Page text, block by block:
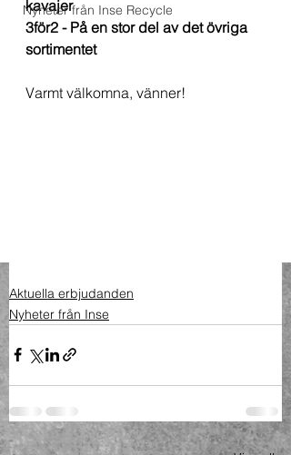
Nyheter från Inse Recycle
kavajer
3för2 - På en stor del av det övriga
sortimentet
Varmt välkomna, vänner!
Aktuella erbjudanden
Nyheter från Inse